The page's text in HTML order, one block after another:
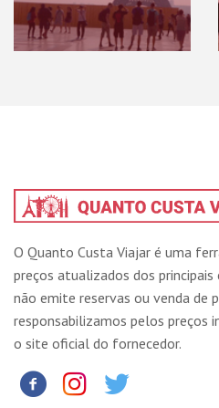
O Quanto Custa Viajar é uma
preços atualizados dos
não emite reservas ou venda de
responsabilizamos pelos preços
o site oficial do fornecedor.